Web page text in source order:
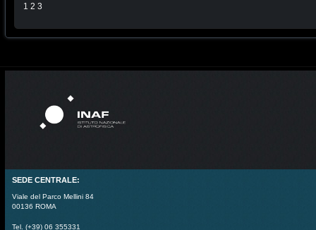
1 2 3
SEDE CENTRALE:
Viale del Parco Mellini 84
00136 ROMA
Tel. (+39) 06 355331